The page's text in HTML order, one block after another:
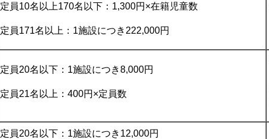
定員10名以上170名以下：1,300円×在籍児童数
定員171名以上：1施設につき222,000円
定員20名以下：1施設につき8,000円
定員21名以上：400円×定員数
定員20名以下：1施設につき12,000円